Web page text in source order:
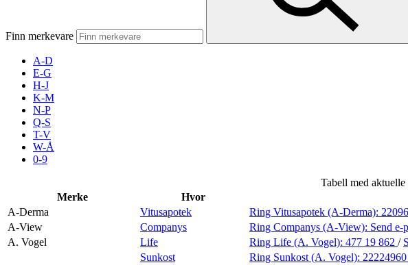
Mat og drikke
Merker
Inspirasjon
Finn merkevare
A-D
E-G
H-J
K-M
N-P
Q-S
T-V
W-Å
0-9
Tabell med aktuelle
Merke
Hvor
A-Derma
Vitusapotek Ring Vitusapotek (A-Derma):
A-View
Companys Ring Companys (A-View): Send e-
A. Vogel
Life Ring Life (A. Vogel): 477 19 862 /
Sunkost
Ring Sunkost (A. Vogel): 22224960